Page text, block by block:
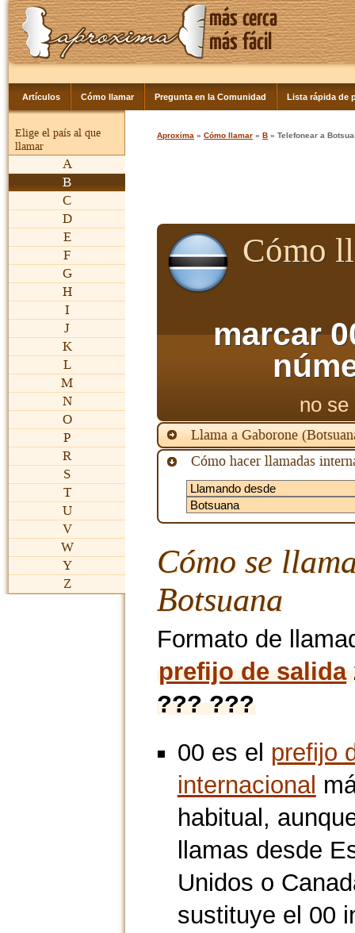
Artículos Cómo llamar Pregunta en la Comunidad Lista rápida de
Elige el país al que
llamar
A
B
C
D
E
F
G
H
I
J
K
L
M
N
O
P
R
S
T
U
V
W
Y
Z
Aproxima »Cómo llamar »B » Telefonear a
Cómo
marcar
no
Llama a Gaborone
Cómo hacer llamadas
Cómo se
Botsuana
Formato de
prefijo de salida
??? ???
00 es el prefijo
internacional
habitual,
llamas desde
Unidos o
sustituye el 00